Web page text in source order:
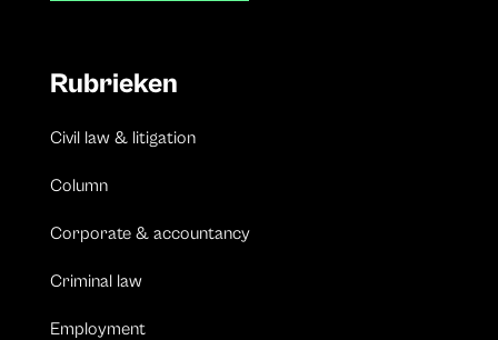
Rubrieken
Civil law & litigation
Column
Corporate & accountancy
Criminal law
Employment